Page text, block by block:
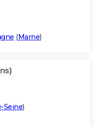
(Marne)
Seine)